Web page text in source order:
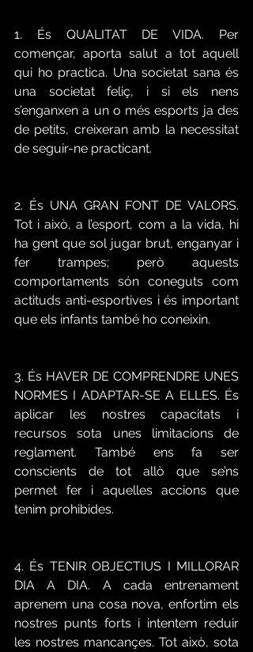
1. És QUALITAT DE VIDA. Per
començar, aporta salut a tot aquell
qui ho practica. Una societat sana és
una societat feliç, i si els nens
s’enganxen a un o més esports ja des
de petits, creixeran amb la necessitat
de seguir-ne practicant.
2. És UNA GRAN FONT DE VALORS.
Tot i això, a l’esport, com a la vida, hi
ha gent que sol jugar brut, enganyar i
fer trampes; però aquests
comportaments són coneguts com
actituds anti-esportives i és important
que els infants també ho coneixin.
3. És HAVER DE COMPRENDRE UNES
NORMES I ADAPTAR-SE A ELLES. És
aplicar les nostres capacitats i
recursos sota unes limitacions de
reglament. També ens fa ser
conscients de tot allò que se’ns
permet fer i aquelles accions que
tenim prohibides.
4. És TENIR OBJECTIUS I MILLORAR
DIA A DIA. A cada entrenament
aprenem una cosa nova, enfortim els
nostres punts forts i intentem reduir
les nostres mancançes. Tot això, sota